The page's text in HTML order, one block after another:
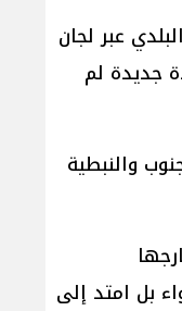
عبر لجان
جديدة لم
والنبطية
بل امتد إلى